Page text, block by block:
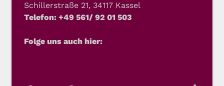
Schillerstraße 21, 34117 Kassel
Telefon: +49 561/ 92 01 503
Folge uns auch hier: